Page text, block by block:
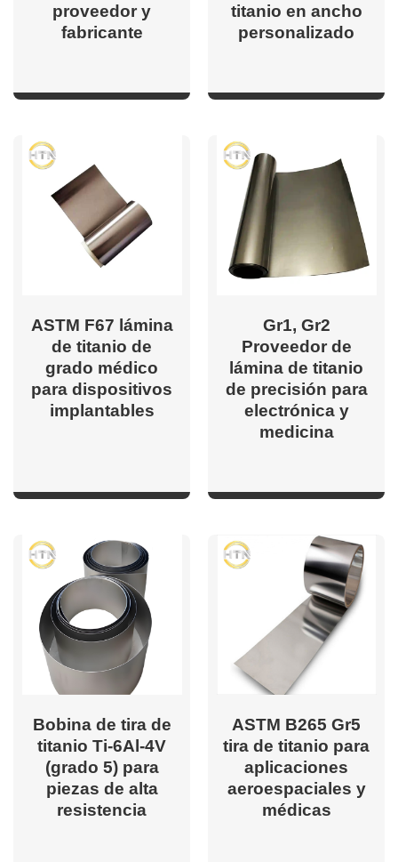
proveedor y
fabricante
titanio en ancho
personalizado
ASTM F67 lámina
de titanio de
grado médico
para dispositivos
implantables
Gr1, Gr2
Proveedor de
lámina de titanio
de precisión para
electrónica y
medicina
Bobina de tira de
titanio Ti-6Al-4V
(grado 5) para
piezas de alta
resistencia
ASTM B265 Gr5
tira de titanio para
aplicaciones
aeroespaciales y
médicas